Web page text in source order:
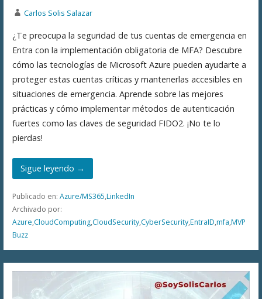
Carlos Solis Salazar
¿Te preocupa la seguridad de tus cuentas de emergencia en
Entra con la implementación obligatoria de MFA? Descubre
cómo las tecnologías de Microsoft Azure pueden ayudarte a
proteger estas cuentas críticas y mantenerlas accesibles en
situaciones de emergencia. Aprende sobre las mejores
prácticas y cómo implementar métodos de autenticación
fuertes como las claves de seguridad FIDO2. ¡No te lo
pierdas!
Sigue leyendo →
Publicado en: Azure/MS365,LinkedIn
Archivado por:
Azure,CloudComputing,CloudSecurity,CyberSecurity,EntraID,mfa,MVP
Buzz